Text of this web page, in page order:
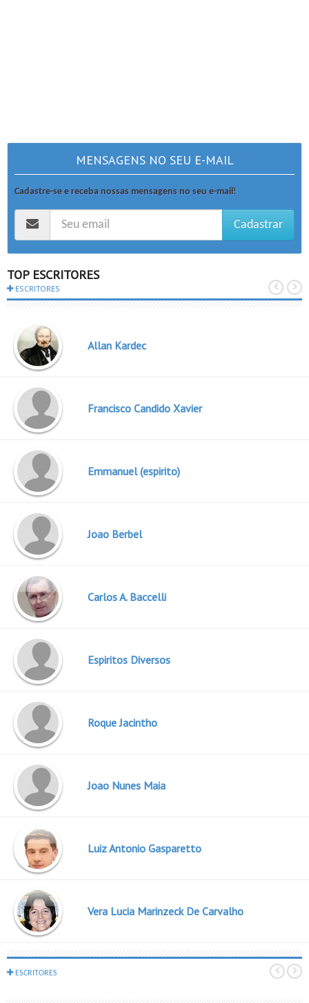
MENSAGENS NO SEU E-MAIL
Cadastre-se e receba nossas mensagens no seu e-mail!
Cadastrar
TOP ESCRITORES
ESCRITORES
Allan Kardec
Francisco Candido Xavier
Emmanuel (espirito)
Joao Berbel
Carlos A. Baccelli
Espiritos Diversos
Roque Jacintho
Joao Nunes Maia
Luiz Antonio Gasparetto
Vera Lucia Marinzeck De Carvalho
ESCRITORES